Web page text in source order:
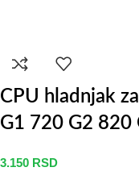
CPU hladnjak
G1 720 G2 820
3.150 RSD